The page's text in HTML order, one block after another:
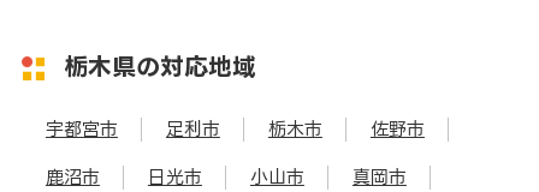
栃木県の対応地域
宇都宮市 足利市 栃木市 佐野市
鹿沼市 日光市 小山市 真岡市